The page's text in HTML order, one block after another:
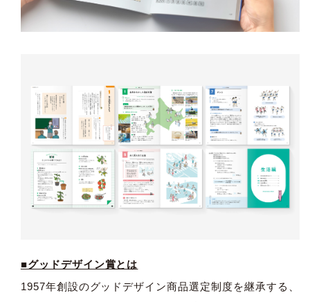
■グッドデザイン賞とは
1957年創設のグッドデザイン商品選定制度を継承する、